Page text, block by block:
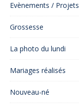
Evènements / Projets
Grossesse
La photo du lundi
Mariages réalisés
Nouveau-né